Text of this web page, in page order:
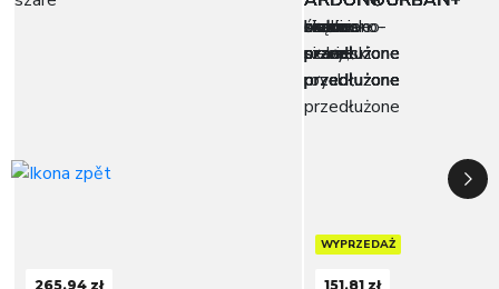
265,94 zł
WYPRZEDAŻ
151,81 zł